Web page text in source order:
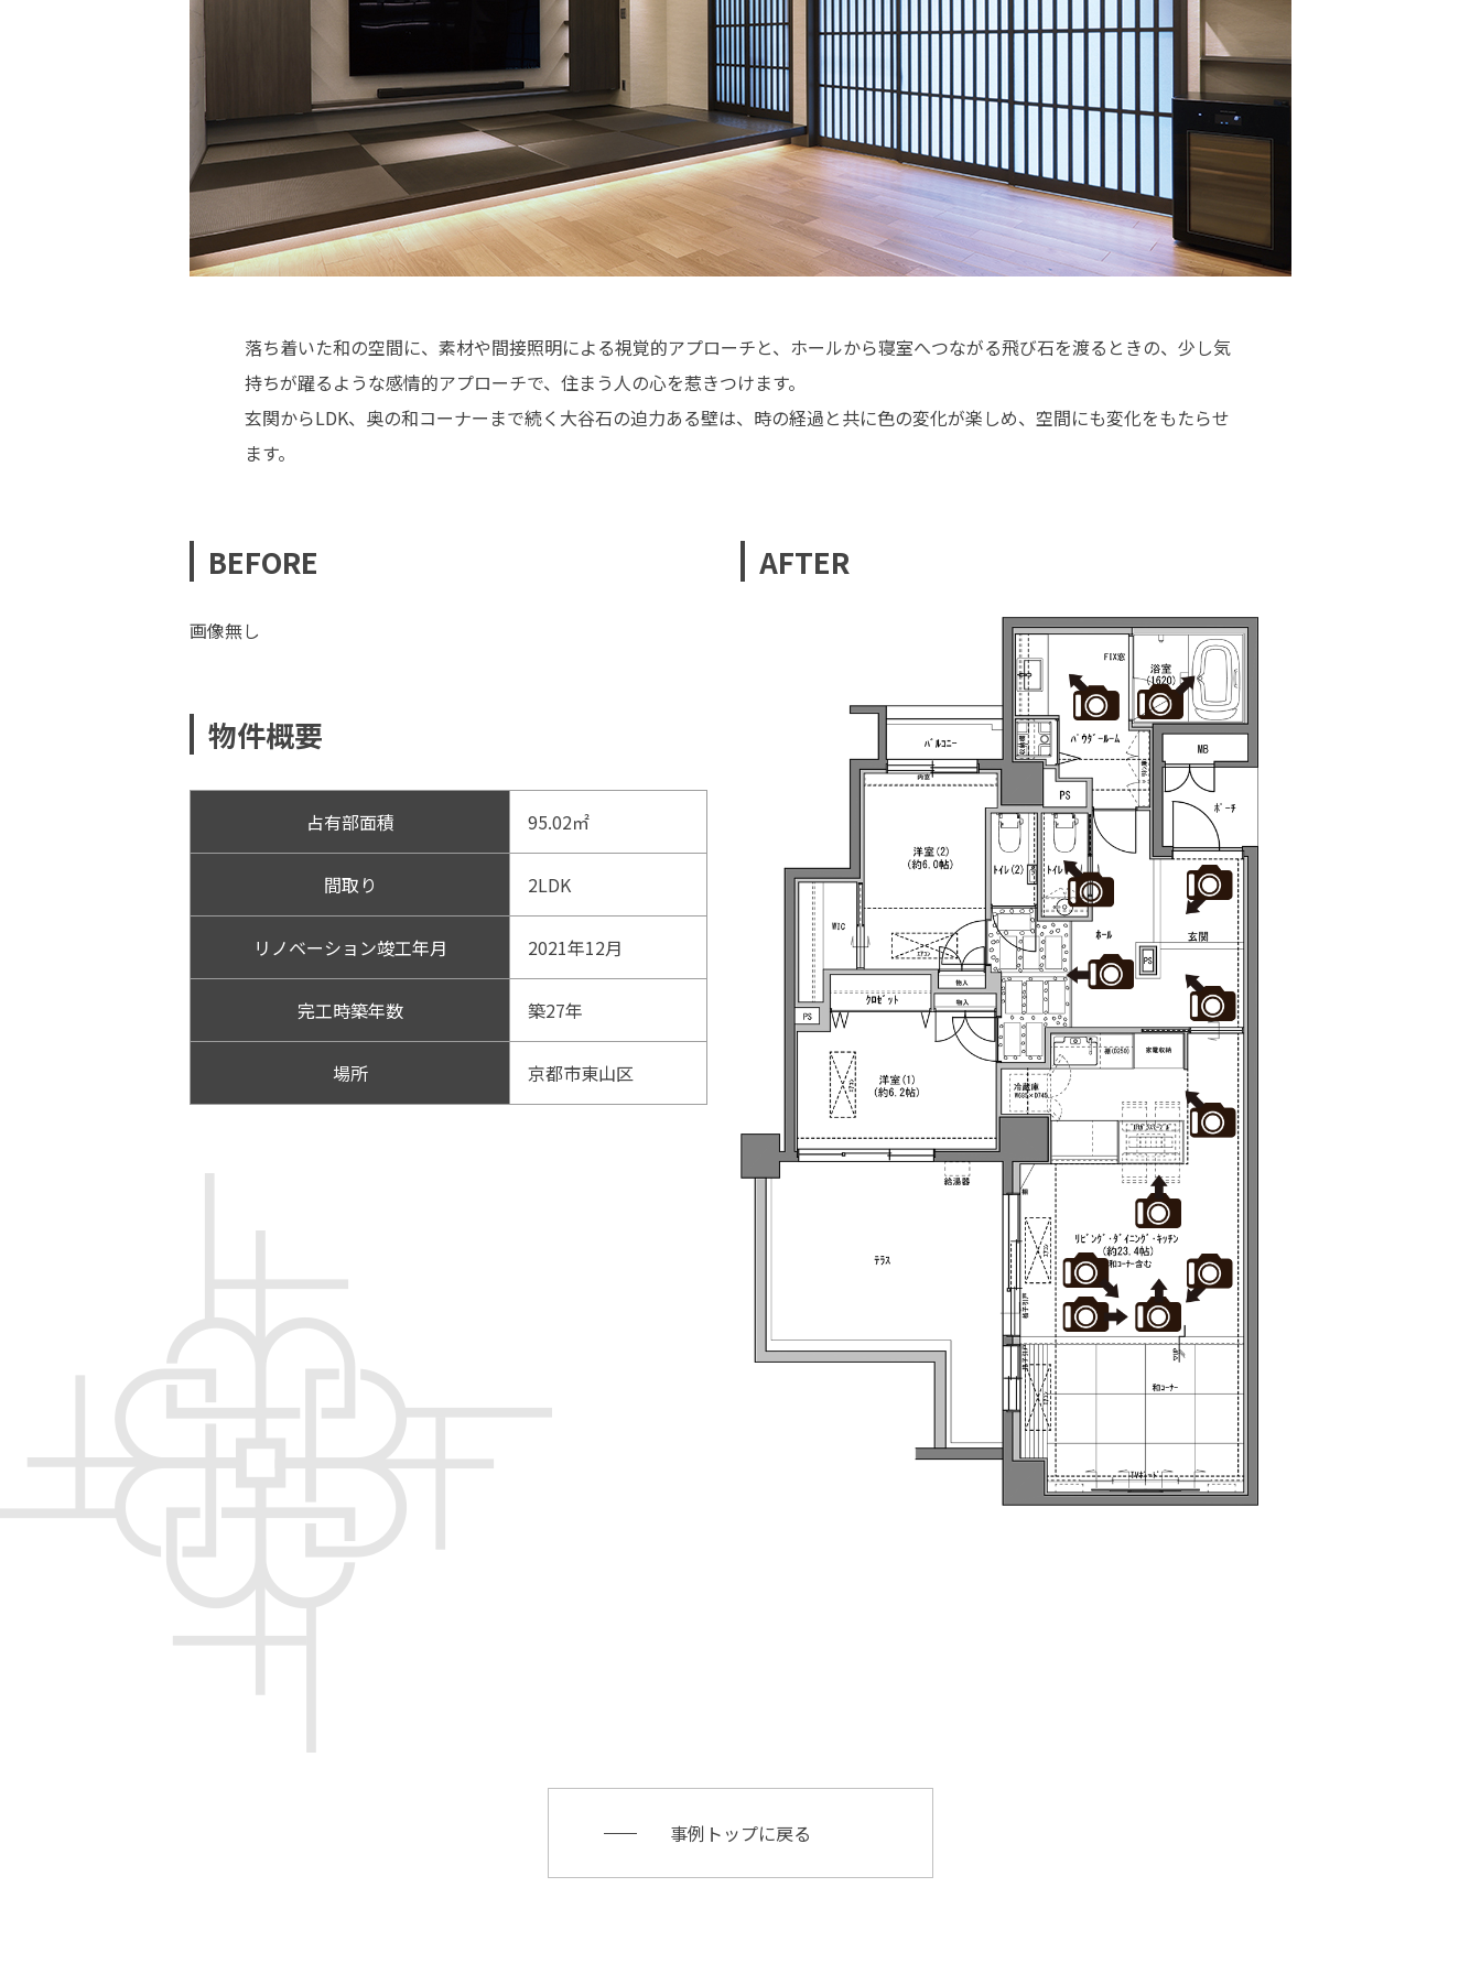
落ち着いた和の空間に、素材や間接照明による視覚的アプローチと、ホールから寝室へつながる飛び石を渡るときの、少し気
持ちが躍るような感情的アプローチで、住まう人の心を惹きつけます。
玄関からLDK、奥の和コーナーまで続く大谷石の迫力ある壁は、時の経過と共に色の変化が楽しめ、空間にも変化をもたらせ
ます。
BEFORE
画像無し
AFTER
物件概要
占有部面積 95.02㎡
間取り 2LDK
リノベーション竣工年月 2021年12月
完工時築年数 築27年
場所 京都市東山区
事例トップに戻る